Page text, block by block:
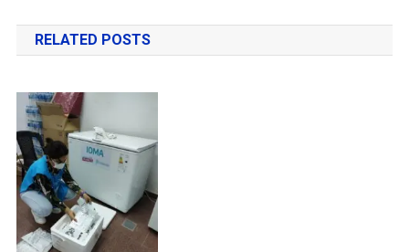
de
entradas
RELATED POSTS